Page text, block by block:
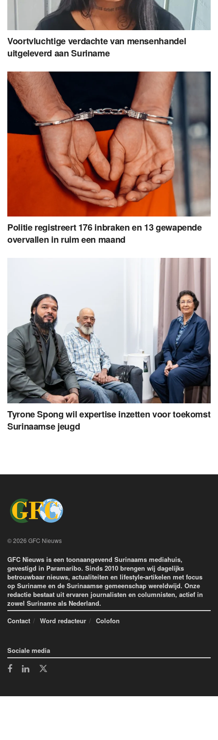
Voortvluchtige verdachte van mensenhandel
uitgeleverd aan Suriname
Politie registreert 176 inbraken en 13 gewapende
overvallen in ruim een maand
Tyrone Spong wil expertise inzetten voor toekomst
Surinaamse jeugd
© 2026 GFC Nieuws
GFC Nieuws is een toonaangevend Surinaams mediahuis,
gevestigd in Paramaribo. Sinds 2010 brengen wij dagelijks
betrouwbaar nieuws, actualiteiten en lifestyle-artikelen met focus
op Suriname en de Surinaamse gemeenschap wereldwijd. Onze
redactie bestaat uit ervaren journalisten en columnisten, actief in
zowel Suriname als Nederland.
Contact
Word redacteur Colofon
Sociale media